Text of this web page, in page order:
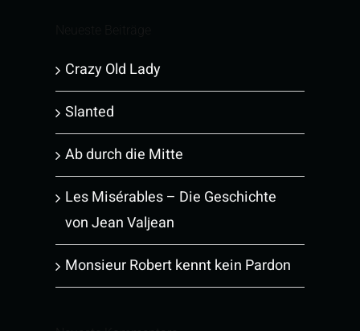
Crazy Old Lady
Slanted
Ab durch die Mitte
Les Misérables – Die Geschichte
von Jean Valjean
Monsieur Robert kennt kein Pardon